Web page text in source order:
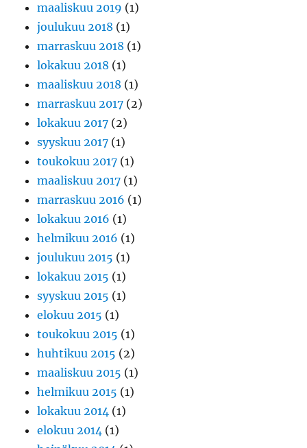
maaliskuu 2019 (1)
joulukuu 2018 (1)
marraskuu 2018 (1)
lokakuu 2018 (1)
maaliskuu 2018 (1)
marraskuu 2017 (2)
lokakuu 2017 (2)
syyskuu 2017 (1)
toukokuu 2017 (1)
maaliskuu 2017 (1)
marraskuu 2016 (1)
lokakuu 2016 (1)
helmikuu 2016 (1)
joulukuu 2015 (1)
lokakuu 2015 (1)
syyskuu 2015 (1)
elokuu 2015 (1)
toukokuu 2015 (1)
huhtikuu 2015 (2)
maaliskuu 2015 (1)
helmikuu 2015 (1)
lokakuu 2014 (1)
elokuu 2014 (1)